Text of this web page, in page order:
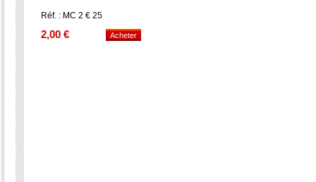
Réf. : MC 2 € 25
2,00 €